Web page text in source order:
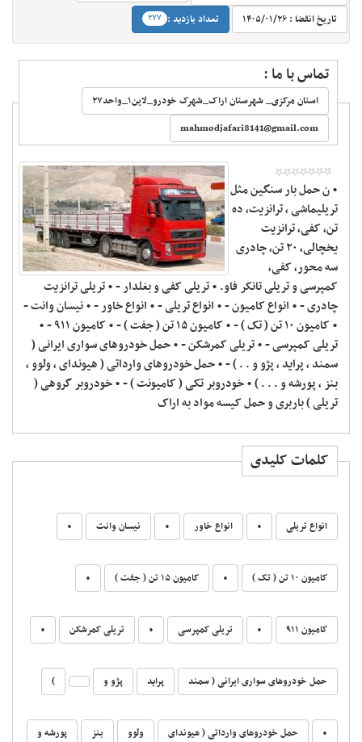
تاریخ انقضا : ۱۴۰۵/۰۱/۲۶‬ تعداد بازدید : ۲۷۷
تماس با ما :
استان مرکزی_ شهرستان اراک_شهرک خودرو_لاین۱_واحد۲۷
mahmodjafari8141@gmail.com
• ن حمل بار سنگین مثل
تریلیماشی ، ترانزیت، ده
تن، کفی، ترانزیت
یخچالی، ۲۰ تن، چادری
سه محور، کفی،
کمپرسی و تریلی تانکر فاو. • تریلی کفی و بغلدار - • تریلی ترانزیت
چادری - • انواع کامیون - • انواع تریلی - • انواع خاور - • نیسان وانت -
• کامیون ۱۰ تن ( تک ) - • کامیون ۱۵ تن ( جفت ) - • کامیون ۹۱۱ - •
تریلی کمپرسی - • تریلی کمرشکن - • حمل خودروهای سواری ایرانی (
سمند ، پراید ، پژو و . . ) - • حمل خودروهای وارداتی ( هیوندای ، ولوو ،
بنز ، پورشه و . . . ) • خودروبر تکی ( کامیونت ) - • خودروبر گروهی (
تریلی ) باربری و حمل کیسه مواد به اراک
کلمات کلیدی
انواع تریلی • انواع خاور • نیسان وانت •
کامیون ۱۰ تن ( تک ) • کامیون ۱۵ تن ( جفت ) •
کامیون ۹۱۱ • تریلی کمپرسی • تریلی کمرشکن •
حمل خودروهای سواری ایرانی ( سمند پراید پژو و )
• حمل خودروهای وارداتی ( هیوندای ولوو بنز پورشه و